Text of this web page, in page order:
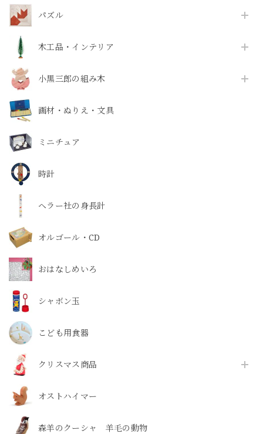
パズル
木工品・インテリア
小黒三郎の組み木
画材・ぬりえ・文具
ミニチュア
時計
ヘラー社の身長計
オルゴール・CD
おはなしめいろ
シャボン玉
こども用食器
クリスマス商品
オストハイマー
森羊のクーシャ 羊毛の動物